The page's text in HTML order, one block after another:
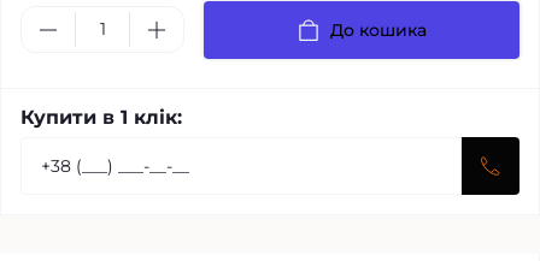
До кошика
Купити в 1 клік: